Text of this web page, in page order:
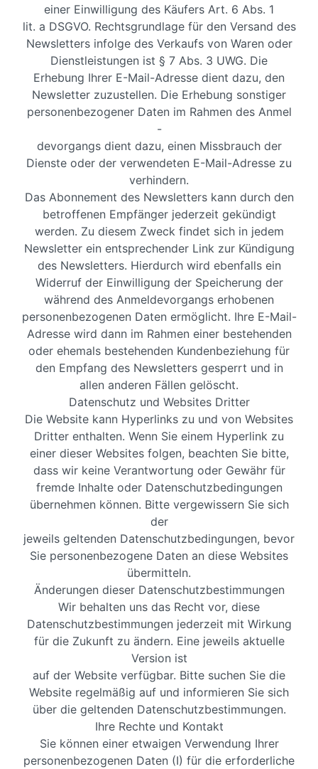
einer Einwilligung des Käufers Art. 6 Abs. 1
lit. a DSGVO. Rechtsgrundlage für den Versand des
Newsletters infolge des Verkaufs von Waren oder
Dienstleistungen ist § 7 Abs. 3 UWG. Die
Erhebung Ihrer E-Mail-Adresse dient dazu, den
Newsletter zuzustellen. Die Erhebung sonstiger
personenbezogener Daten im Rahmen des Anmel
-
devorgangs dient dazu, einen Missbrauch der
Dienste oder der verwendeten E-Mail-Adresse zu
verhindern.
Das Abonnement des Newsletters kann durch den
betroffenen Empfänger jederzeit gekündigt
werden. Zu diesem Zweck findet sich in jedem
Newsletter ein entsprechender Link zur Kündigung
des Newsletters. Hierdurch wird ebenfalls ein
Widerruf der Einwilligung der Speicherung der
während des Anmeldevorgangs erhobenen
personenbezogenen Daten ermöglicht. Ihre E-Mail-
Adresse wird dann im Rahmen einer bestehenden
oder ehemals bestehenden Kundenbeziehung für
den Empfang des Newsletters gesperrt und in
allen anderen Fällen gelöscht.
Datenschutz und Websites Dritter
Die Website kann Hyperlinks zu und von Websites
Dritter enthalten. Wenn Sie einem Hyperlink zu
einer dieser Websites folgen, beachten Sie bitte,
dass wir keine Verantwortung oder Gewähr für
fremde Inhalte oder Datenschutzbedingungen
übernehmen können. Bitte vergewissern Sie sich
der
jeweils geltenden Datenschutzbedingungen, bevor
Sie personenbezogene Daten an diese Websites
übermitteln.
Änderungen dieser Datenschutzbestimmungen
Wir behalten uns das Recht vor, diese
Datenschutzbestimmungen jederzeit mit Wirkung
für die Zukunft zu ändern. Eine jeweils aktuelle
Version ist
auf der Website verfügbar. Bitte suchen Sie die
Website regelmäßig auf und informieren Sie sich
über die geltenden Datenschutzbestimmungen.
Ihre Rechte und Kontakt
Sie können einer etwaigen Verwendung Ihrer
personenbezogenen Daten (I) für die erforderliche